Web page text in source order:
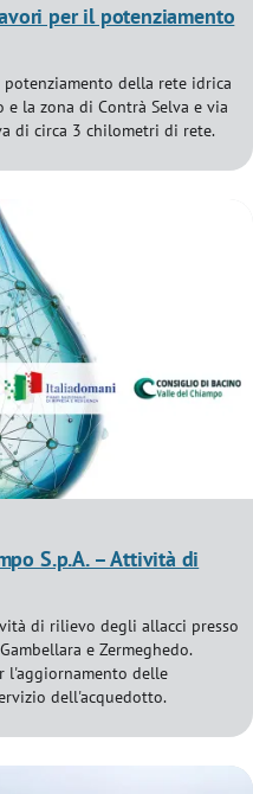
per il potenziamento
della rete idrica
e la zona di Contrà Selva e via
di circa 3 chilometri di rete.
S.p.A. – Attività di
di rilievo degli allacci presso
e Zermeghedo.
l'aggiornamento delle
dell'acquedotto.